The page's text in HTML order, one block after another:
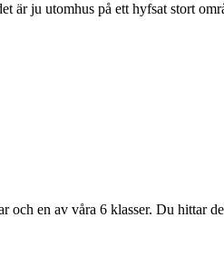
är ju utomhus på ett hyfsat stort
och en av våra 6 klasser. Du hittar